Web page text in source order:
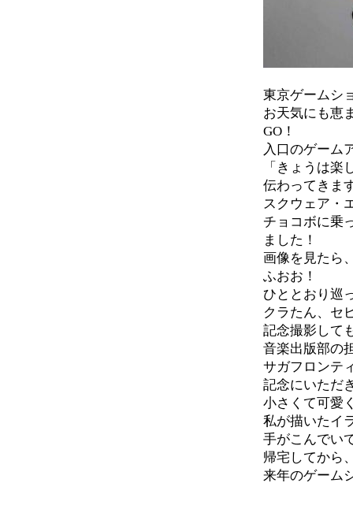
東京ゲームシ
お天気にも恵
GO！
入口のゲーム
「きょうは
伝わってきま
スクウェア・
チョコボに乗
ました！
画像を見たら
ふおお！
ひととおり巡
クラたん、セ
記念撮影して
音楽出版部の
サガフロンテ
記念にいただ
小さくて可愛
私が描いたイ
手がこんでい
帰宅してから
来年のゲーム